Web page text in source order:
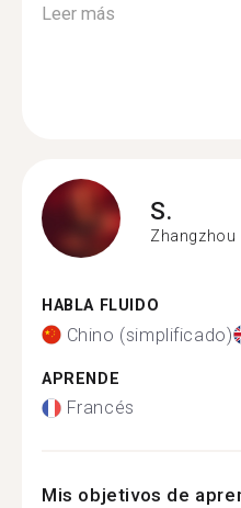
Leer más
S.
Zhangzhou
HABLA FLUIDO
Chino (simplificado)
APRENDE
Francés
Mis objetivos de